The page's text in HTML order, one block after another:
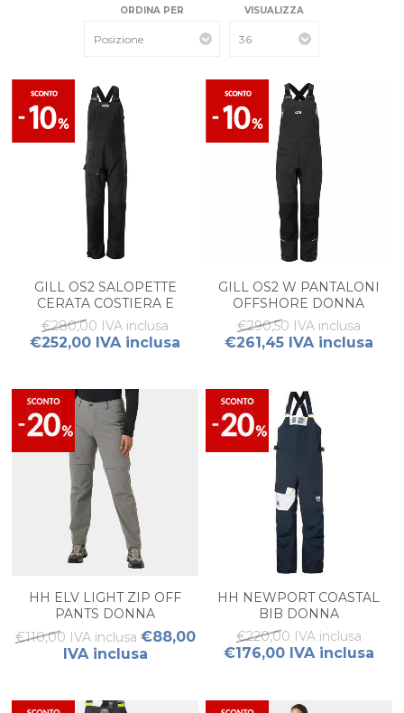
ORDINA PER VISUALIZZA
GILL OS2 SALOPETTE
CERATA COSTIERA E
OFFSHORE DONNA
€280,00 IVA inclusa
€252,00 IVA inclusa
GILL OS2 W PANTALONI
OFFSHORE DONNA
€290,50 IVA inclusa
€261,45 IVA inclusa
HH ELV LIGHT ZIP OFF
PANTS DONNA
€110,00 IVA inclusa €88,00
IVA inclusa
HH NEWPORT COASTAL
BIB DONNA
€220,00 IVA inclusa
€176,00 IVA inclusa